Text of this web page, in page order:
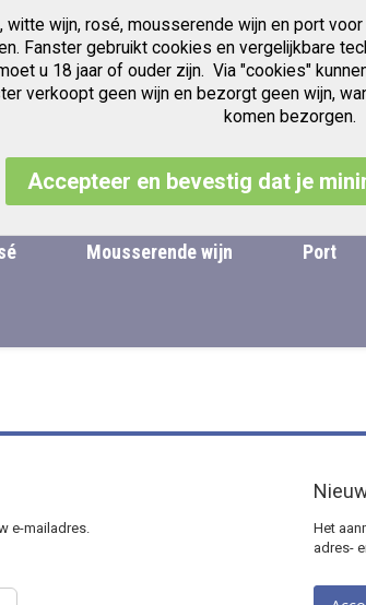
witte wijn, rosé, mousserende wijn en port
Fanster gebruikt cookies en vergelijkbare
u 18 jaar of ouder zijn. Via "cookies"
verkoopt geen wijn en bezorgt geen wijn,
komen bezorgen.
Accepteer en bevestig dat je
Gratis verzending v.a. € 97.50
Mousserende wijn Port
e-mailadres.
Het
adres-